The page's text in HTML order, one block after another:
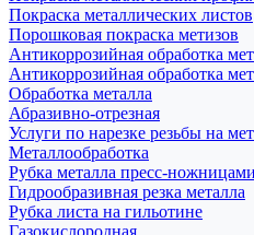
Покраска металлических листов
Порошковая покраска метизов
Антикоррозийная обработка
Антикоррозийная обработка
Обработка металла
Абразивно-отрезная
Услуги по нарезке резьбы на
Металлообработка
Рубка металла пресс-ножницами
Гидрообразивная резка металла
Рубка листа на гильотине
Газокислородная